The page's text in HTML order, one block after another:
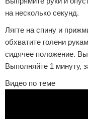
на несколько секунд.
Лягте на спину и
обхватите голени
сидячее положение.
Выполняйте 1 минуту,
Видео по теме